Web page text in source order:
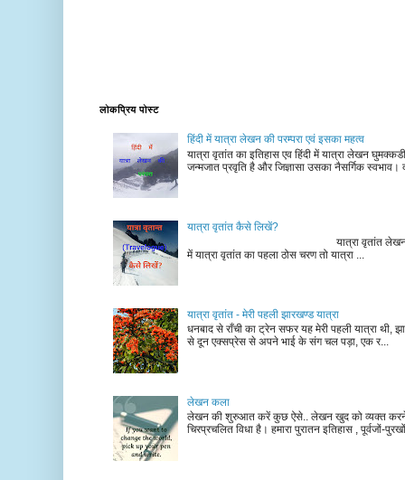
लोकप्रिय पोस्ट
हिंदी में यात्रा लेखन की परम्परा एवं इसका महत्व
यात्रा वृतांत का इतिहास एव हिंदी में यात्रा लेखन
जन्मजात प्रवृति है और जिज्ञासा उसका नैसर्गिक स्वभाव।
यात्रा वृतांत कैसे लिखें?
यात्रा वृतांत लेखन के चरण
में यात्रा वृतांत का पहला ठोस चरण तो यात्रा ...
यात्रा वृतांत - मेरी पहली झारखण्ड यात्रा
धनबाद से राँची का ट्रेन सफर यह मेरी पहली यात्रा थी,
से दून एक्सप्रेस से अपने भाई के संग चल पड़ा, एक र...
लेखन कला
लेखन की शुरुआत करें कुछ ऐसे.. लेखन खुद को व्यक्त
चिरप्रचलित विधा है। हमारा पुरातन इतिहास , पूर्वजों-